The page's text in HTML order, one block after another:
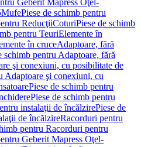
Geberit Mapress Oţel-
MufePiese de schimb pentru
ReducţiiCoturiPiese de schimb
pentru TeuriElemente în
în cruceAdaptoare, fără
schimb pentru Adaptoare, fără
şi conexiuni, cu posibilitate de
Adaptoare şi conexiuni, cu
Piese de schimb pentru
Piese de schimb pentru
instalaţii de încălzirePiese de
de încălzireRacorduri pentru
pentru Racorduri pentru
Geberit Mapress Oţel-